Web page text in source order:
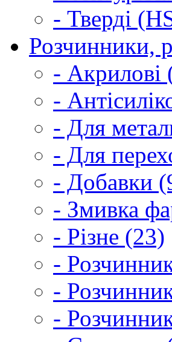
- Тверді
Розчинники,
- Акрилові
-
- Для
- Для
- Добавки
- Змивка
- Різне (23)
-
-
-